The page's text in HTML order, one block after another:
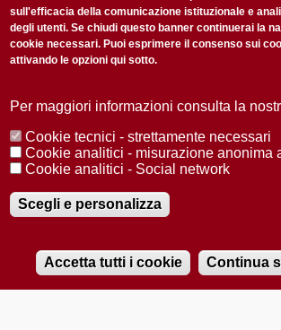
Audio
Accetto laPrivacy Policy
Redazione Copyright Privacy
Area stampa
© 2025 Università di Padova
Registrazione presso il Tribunale di Padova n. 2097/
2012
sull'efficacia della comunicazione istituzionale e
degli utenti. Se chiudi questo banner continuerai la
cookie necessari. Puoi esprimere il consenso sui
attivando le opzioni qui sotto.
Per maggiori informazioni consulta la
Cookie tecnici - strettamente necessari
Cookie analitici - misurazione anonima
Cookie analitici - Social network
Scegli e personalizza
Accetta tutti i cookie Continua